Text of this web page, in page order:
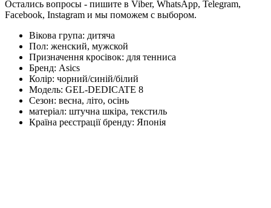
Остались вопросы - пишите в Viber, WhatsApp, Telegram,
Facebook, Instagram и мы поможем с выбором.
Вікова група: дитяча
Пол: женский, мужской
Призначення кросівок: для тенниса
Бренд: Asics
Колір: чорний/синій/білий
Модель: GEL-DEDICATE 8
Сезон: весна, літо, осінь
матеріал: штучна шкіра, текстиль
Країна реєстрації бренду: Японія